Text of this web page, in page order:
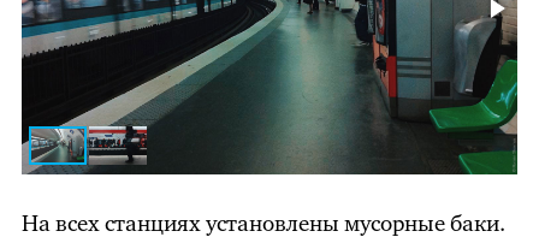
На всех станциях установлены мусорные баки.